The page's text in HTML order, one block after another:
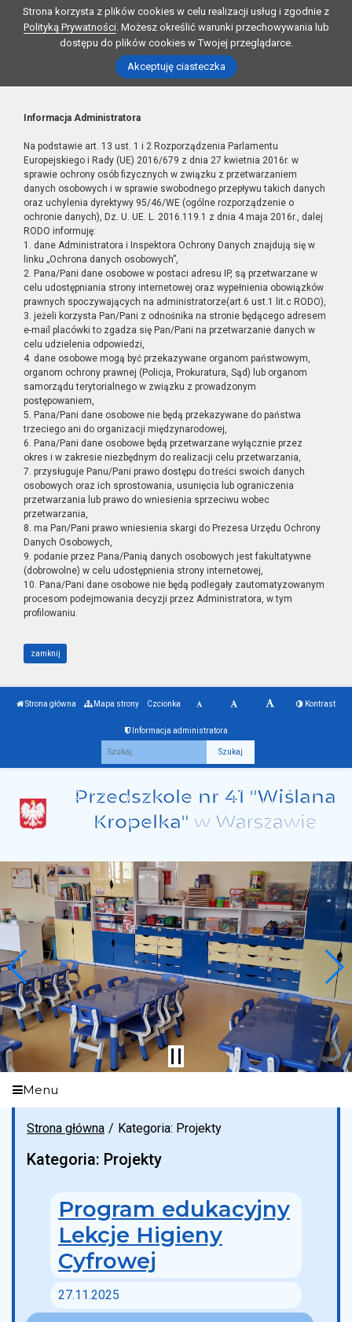
Strona korzysta z plików cookies w celu realizacji usług i zgodnie z
Polityką Prywatności. Możesz określić warunki przechowywania lub
dostępu do plików cookies w Twojej przeglądarce.
Akceptuję ciasteczka
Informacja Administratora
Na podstawie art. 13 ust. 1 i 2 Rozporządzenia Parlamentu
Europejskiego i Rady (UE) 2016/679 z dnia 27 kwietnia 2016r. w
sprawie ochrony osób fizycznych w związku z przetwarzaniem
danych osobowych i w sprawie swobodnego przepływu takich danych
oraz uchylenia dyrektywy 95/46/WE (ogólne rozporządzenie o
ochronie danych), Dz. U. UE. L. 2016.119.1 z dnia 4 maja 2016r., dalej
RODO informuję:
1. dane Administratora i Inspektora Ochrony Danych znajdują się w
linku „Ochrona danych osobowych”,
2. Pana/Pani dane osobowe w postaci adresu IP, są przetwarzane w
celu udostępniania strony internetowej oraz wypełnienia obowiązków
prawnych spoczywających na administratorze(art.6 ust.1 lit.c RODO),
3. jeżeli korzysta Pan/Pani z odnośnika na stronie będącego adresem
e-mail placówki to zgadza się Pan/Pani na przetwarzanie danych w
celu udzielenia odpowiedzi,
4. dane osobowe mogą być przekazywane organom państwowym,
organom ochrony prawnej (Policja, Prokuratura, Sąd) lub organom
samorządu terytorialnego w związku z prowadzonym
postępowaniem,
5. Pana/Pani dane osobowe nie będą przekazywane do państwa
trzeciego ani do organizacji międzynarodowej,
6. Pana/Pani dane osobowe będą przetwarzane wyłącznie przez
okres i w zakresie niezbędnym do realizacji celu przetwarzania,
7. przysługuje Panu/Pani prawo dostępu do treści swoich danych
osobowych oraz ich sprostowania, usunięcia lub ograniczenia
przetwarzania lub prawo do wniesienia sprzeciwu wobec
przetwarzania,
8. ma Pan/Pani prawo wniesienia skargi do Prezesa Urzędu Ochrony
Danych Osobowych,
9. podanie przez Pana/Panią danych osobowych jest fakultatywne
(dobrowolne) w celu udostępnienia strony internetowej,
10. Pana/Pani dane osobowe nie będą podlegały zautomatyzowanym
procesom podejmowania decyzji przez Administratora, w tym
profilowaniu.
zamknij
Strona główna Mapa strony Czcionka Kontrast
Informacja administratora
Przedszkole nr 41 "Wiślana
Kropelka" w Warszawie
Menu
Strona główna Kategoria: Projekty
Kategoria: Projekty
Program edukacyjny
Lekcje Higieny
Cyfrowej
27.11.2025